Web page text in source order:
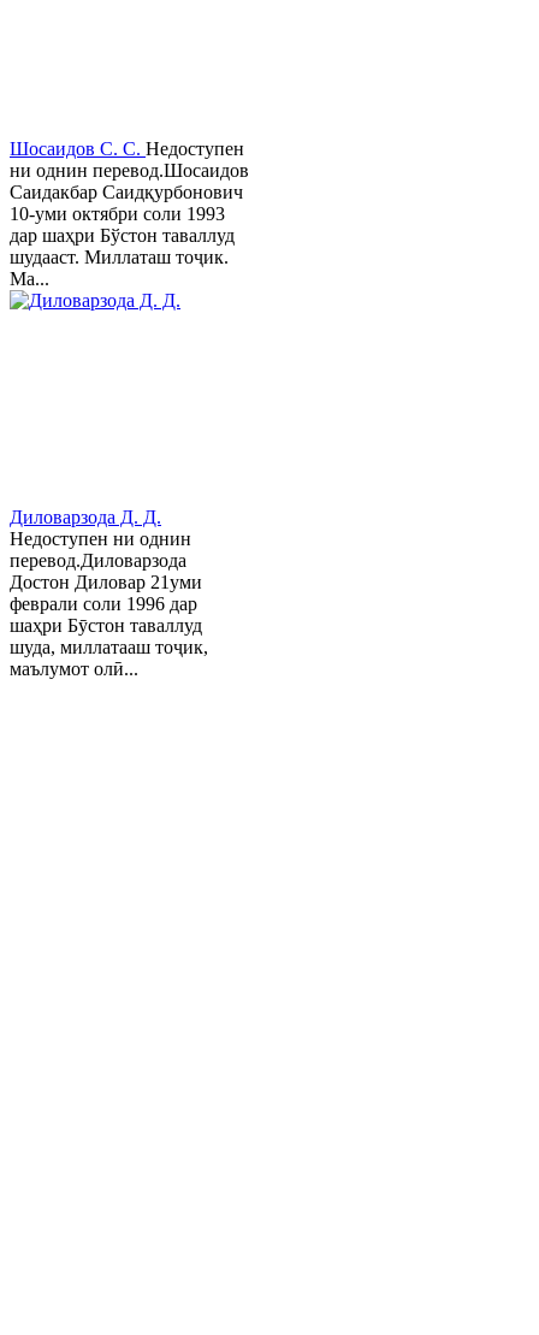
Шосаидов С. С. Недоступен
ни однин перевод.Шосаидов
Саидакбар Саидқурбонович
10-уми октябри соли 1993
дар шаҳри Бўстон таваллуд
шудааст. Миллаташ тоҷик.
Ма...
Диловарзода Д. Д.
Недоступен ни однин
перевод.Диловарзода
Достон Диловар 21уми
феврали соли 1996 дар
шаҳри Бӯстон таваллуд
шуда, миллатааш тоҷик,
маълумот олӣ...